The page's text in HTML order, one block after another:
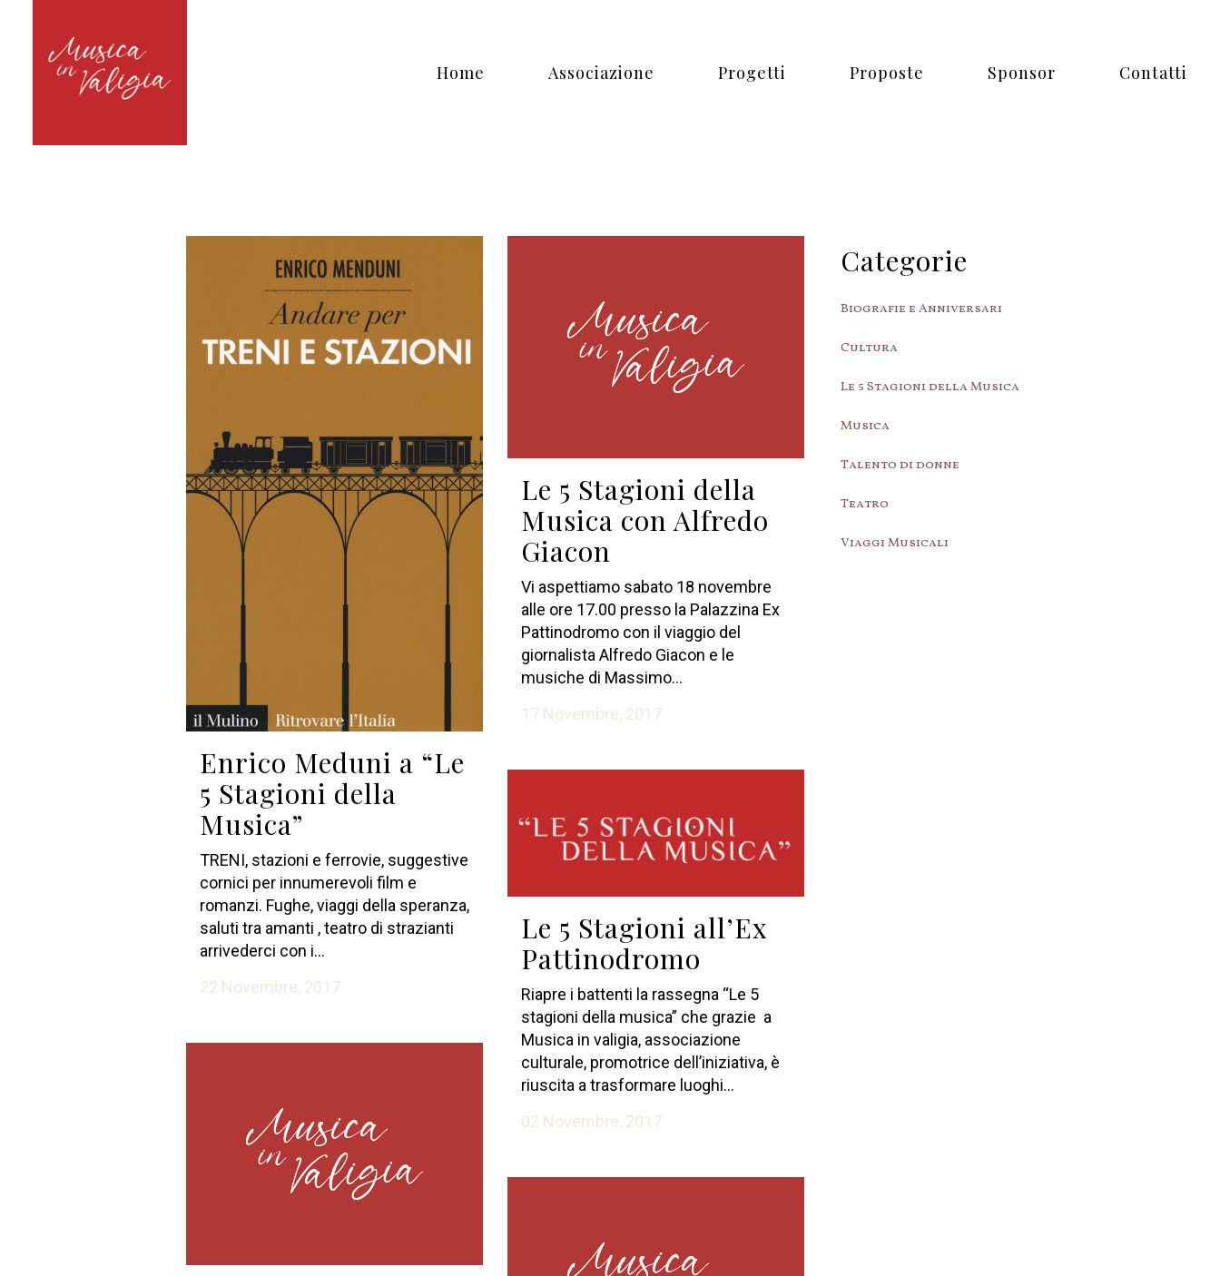
Home Associazione Progetti Proposte Sponsor Contatti
Enrico Meduni a “Le
5 Stagioni della
Musica”
TRENI, stazioni e ferrovie, suggestive
cornici per innumerevoli film e
romanzi. Fughe, viaggi della speranza,
saluti tra amanti , teatro di strazianti
arrivederci con i...
22 Novembre, 2017
Le 5 Stagioni della
Musica con Alfredo
Giacon
Vi aspettiamo sabato 18 novembre
alle ore 17.00 presso la Palazzina Ex
Pattinodromo con il viaggio del
giornalista Alfredo Giacon e le
musiche di Massimo...
17 Novembre, 2017
Le 5 Stagioni all’Ex
Pattinodromo
Riapre i battenti la rassegna “Le 5
stagioni della musica” che grazie a
Musica in valigia, associazione
culturale, promotrice dell’iniziativa, è
riuscita a trasformare luoghi...
02 Novembre, 2017
Categorie
Biografie e Anniversari
Cultura
Le 5 Stagioni della Musica
Musica
Talento di donne
Teatro
Viaggi Musicali